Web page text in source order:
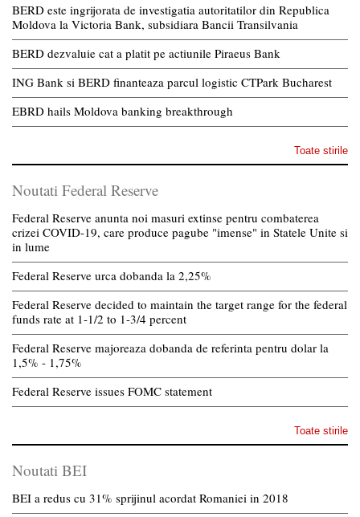
BERD este ingrijorata de investigatia autoritatilor din Republica
Moldova la Victoria Bank, subsidiara Bancii Transilvania
BERD dezvaluie cat a platit pe actiunile Piraeus Bank
ING Bank si BERD finanteaza parcul logistic CTPark Bucharest
EBRD hails Moldova banking breakthrough
Toate stirile
Noutati Federal Reserve
Federal Reserve anunta noi masuri extinse pentru combaterea
crizei COVID-19, care produce pagube "imense" in Statele Unite si
in lume
Federal Reserve urca dobanda la 2,25%
Federal Reserve decided to maintain the target range for the federal
funds rate at 1-1/2 to 1-3/4 percent
Federal Reserve majoreaza dobanda de referinta pentru dolar la
1,5% - 1,75%
Federal Reserve issues FOMC statement
Toate stirile
Noutati BEI
BEI a redus cu 31% sprijinul acordat Romaniei in 2018